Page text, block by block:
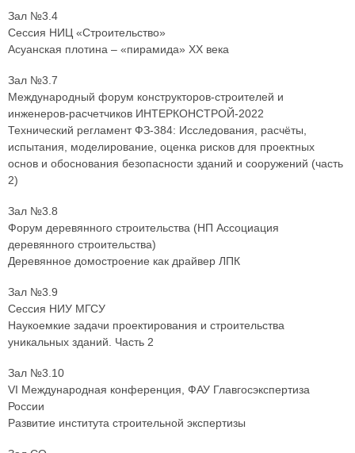
Зал №3.4
Сессия НИЦ «Строительство»
Асуанская плотина – «пирамида» ХХ века
Зал №3.7
Международный форум конструкторов-строителей и
инженеров-расчетчиков ИНТЕРКОНСТРОЙ-2022
Технический регламент ФЗ-384: Исследования, расчёты,
испытания, моделирование, оценка рисков для проектных
основ и обоснования безопасности зданий и сооружений (часть
2)
Зал №3.8
Форум деревянного строительства (НП Ассоциация
деревянного строительства)
Деревянное домостроение как драйвер ЛПК
Зал №3.9
Сессия НИУ МГСУ
Наукоемкие задачи проектирования и строительства
уникальных зданий. Часть 2
Зал №3.10
VI Международная конференция, ФАУ Главгосэкспертиза
России
Развитие института строительной экспертизы